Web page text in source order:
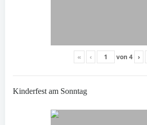
« ‹ von 4 ›
Kinderfest am Sonntag